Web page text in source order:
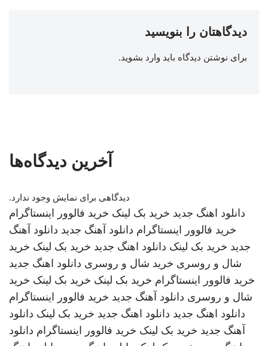
دیدگاهتان را بنویسید
برای نوشتن دیدگاه باید وارد بشوید.
آخرین دیدگاه‌ها
دیدگاهی برای نمایش وجود ندارد.
دانلود اهنگ جدید خرید بک لینک خرید فالوور اینستاگرام
خرید فالوور اینستاگرام دانلود آهنگ جدید دانلود آهنگ
جدید خرید بک لینک دانلود اهنگ جدید خرید بک لینک خرید
شال و روسری خرید شال و روسری دانلود اهنگ جدید
خرید فالوور اینستاگرام خرید بک لینک خرید بک لینک خرید
شال و روسری دانلود آهنگ جدید خرید فالوور اینستاگرام
دانلود اهنگ جدید دانلود اهنگ جدید خرید بک لینک دانلود
آهنگ جدید خرید بک لینک خرید فالوور اینستاگرام دانلود